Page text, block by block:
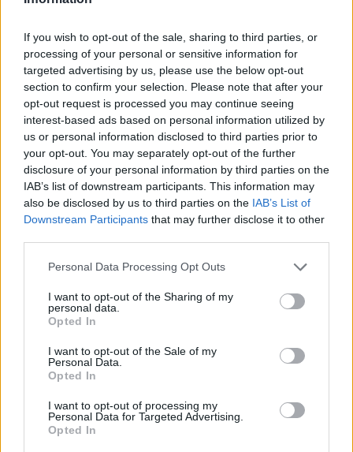
If you wish to opt-out of the sale, sharing to third parties, or
processing of your personal or sensitive information for
targeted advertising by us, please use the below opt-out
section to confirm your selection. Please note that after your
opt-out request is processed you may continue seeing
interest-based ads based on personal information utilized by
us or personal information disclosed to third parties prior to
your opt-out. You may separately opt-out of the further
disclosure of your personal information by third parties on the
IAB’s list of downstream participants. This information may
also be disclosed by us to third parties on the IAB’s List of
Downstream Participants that may further disclose it to other
Please note that this website/app uses one or more Google
not limited to your visit or usage behaviour. You may click to
grant or deny consent to Google and its third-party tags to
use your data for below specified purposes in below Google
consent section.
Personal Data Processing Opt Outs
I want to opt-out of the Sharing of my
personal data.
Opted In
I want to opt-out of the Sale of my
Personal Data.
Opted In
I want to opt-out of processing my
Personal Data for Targeted Advertising.
Opted In